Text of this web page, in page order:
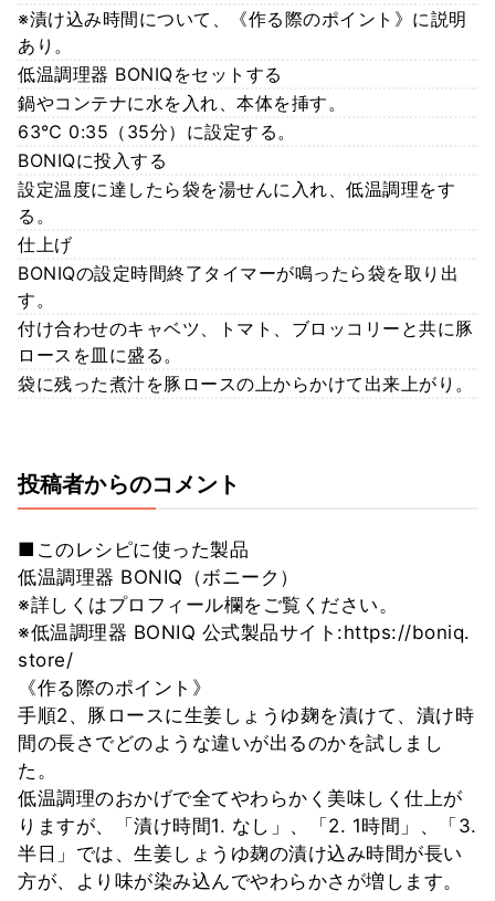
※漬け込み時間について、《作る際のポイント》に説明
あり。
低温調理器 BONIQをセットする
鍋やコンテナに水を入れ、本体を挿す。
63℃ 0:35（35分）に設定する。
BONIQに投入する
設定温度に達したら袋を湯せんに入れ、低温調理をす
る。
仕上げ
BONIQの設定時間終了タイマーが鳴ったら袋を取り出
す。
付け合わせのキャベツ、トマト、ブロッコリーと共に豚
ロースを皿に盛る。
袋に残った煮汁を豚ロースの上からかけて出来上がり。
投稿者からのコメント
■このレシピに使った製品
低温調理器 BONIQ（ボニーク）
※詳しくはプロフィール欄をご覧ください。
※低温調理器 BONIQ 公式製品サイト:https://boniq.
store/
《作る際のポイント》
手順2、豚ロースに生姜しょうゆ麹を漬けて、漬け時
間の長さでどのような違いが出るのかを試しまし
た。
低温調理のおかげで全てやわらかく美味しく仕上が
りますが、「漬け時間1. なし」、「2. 1時間」、「3.
半日」では、生姜しょうゆ麹の漬け込み時間が長い
方が、より味が染み込んでやわらかさが増します。